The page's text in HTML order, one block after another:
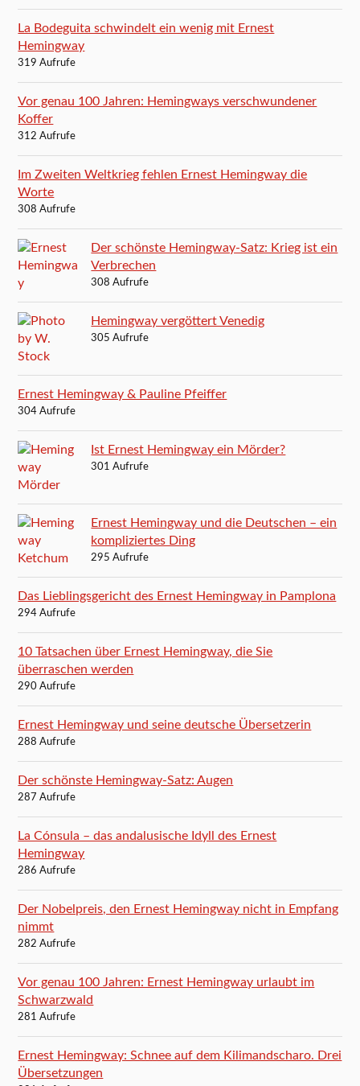
La Bodeguita schwindelt ein wenig mit Ernest
Hemingway
319 Aufrufe
Vor genau 100 Jahren: Hemingways verschwundener
Koffer
312 Aufrufe
Im Zweiten Weltkrieg fehlen Ernest Hemingway die
Worte
308 Aufrufe
Der schönste Hemingway-Satz: Krieg ist ein
Verbrechen
308 Aufrufe
Hemingway vergöttert Venedig
305 Aufrufe
Ernest Hemingway & Pauline Pfeiffer
304 Aufrufe
Ist Ernest Hemingway ein Mörder?
301 Aufrufe
Ernest Hemingway und die Deutschen – ein
kompliziertes Ding
295 Aufrufe
Das Lieblingsgericht des Ernest Hemingway in Pamplona
294 Aufrufe
10 Tatsachen über Ernest Hemingway, die Sie
überraschen werden
290 Aufrufe
Ernest Hemingway und seine deutsche Übersetzerin
288 Aufrufe
Der schönste Hemingway-Satz: Augen
287 Aufrufe
La Cónsula – das andalusische Idyll des Ernest
Hemingway
286 Aufrufe
Der Nobelpreis, den Ernest Hemingway nicht in Empfang
nimmt
282 Aufrufe
Vor genau 100 Jahren: Ernest Hemingway urlaubt im
Schwarzwald
281 Aufrufe
Ernest Hemingway: Schnee auf dem Kilimandscharo. Drei
Übersetzungen